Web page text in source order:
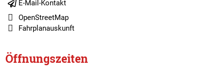
E-Mail-Kontakt
OpenStreetMap
Fahrplanauskunft
Öffnungszeiten